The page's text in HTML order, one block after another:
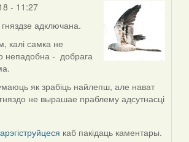
- 11:27
адключана.
калі самка не
непадобна - добрага
як зрабіць найлепш, але нават
не вырашае праблему адсутнасці
каб пакідаць каментары.